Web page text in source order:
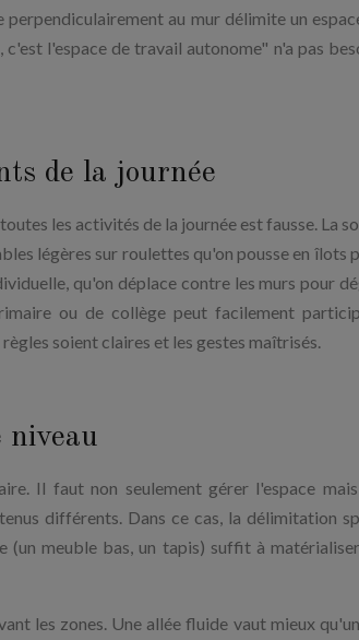
au mur délimite un
l'espace de travail autonome" n'a pas
de la journée
les activités de la journée est fausse. La
légères sur roulettes qu'on pousse en îlots
qu'on déplace contre les murs pour
ou de collège peut facilement
soient claires et les gestes maîtrisés.
niveau
Il faut non seulement gérer l'espace
différents. Dans ce cas, la délimitation
(un meuble bas, un tapis) suffit à
les zones. Une allée fluide vaut mieux